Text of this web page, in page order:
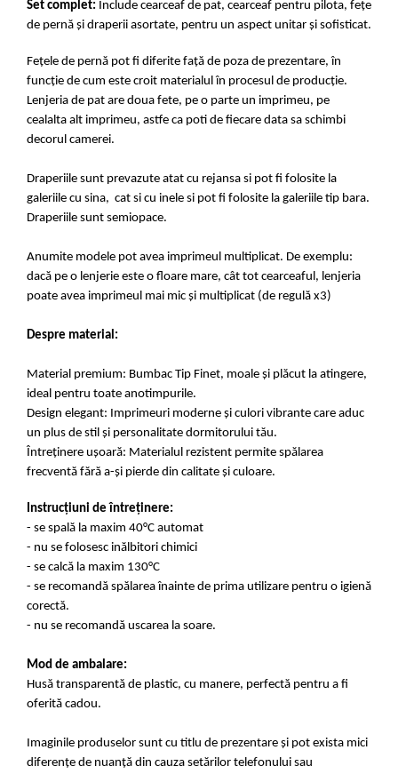
Set complet: Include cearceaf de pat, cearceaf pentru pilota, fețe
de pernă și draperii asortate, pentru un aspect unitar și sofisticat.
Fețele de pernă pot fi diferite față de poza de prezentare, în
funcție de cum este croit materialul în procesul de producție.
Lenjeria de pat are doua fete, pe o parte un imprimeu, pe
cealalta alt imprimeu, astfe ca poti de fiecare data sa schimbi
decorul camerei.
Draperiile sunt prevazute atat cu rejansa si pot fi folosite la
galeriile cu sina, cat si cu inele si pot fi folosite la galeriile tip bara.
Draperiile sunt semiopace.
Anumite modele pot avea imprimeul multiplicat. De exemplu:
dacă pe o lenjerie este o floare mare, cât tot cearceaful, lenjeria
poate avea imprimeul mai mic și multiplicat (de regulă x3)
Despre material:
Material premium: Bumbac Tip Finet, moale și plăcut la atingere,
ideal pentru toate anotimpurile.
Design elegant: Imprimeuri moderne și culori vibrante care aduc
un plus de stil și personalitate dormitorului tău.
Întreținere ușoară: Materialul rezistent permite spălarea
frecventă fără a-și pierde din calitate și culoare.
Instrucțiuni de întreținere:
- se spală la maxim 40°C automat
- nu se folosesc inălbitori chimici
- se calcă la maxim 130°C
- se recomandă spălarea înainte de prima utilizare pentru o igienă
corectă.
- nu se recomandă uscarea la soare.
Mod de ambalare:
Husă transparentă de plastic, cu manere, perfectă pentru a fi
oferită cadou.
Imaginile produselor sunt cu titlu de prezentare și pot exista mici
diferențe de nuanță din cauza setărilor telefonului sau